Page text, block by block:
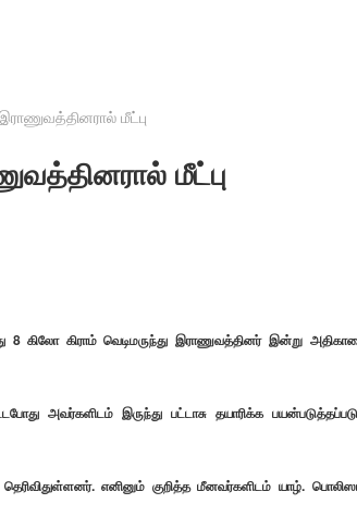
மீட்பு
மீட்பு
8 கிலோ கிராம் வெடிமருந்து இராணுவத்தினர் இன்று
அவர்களிடம் இருந்து பட்டாசு தயாரிக்க
எனினும் குறித்த மீனவர்களிடம் யாழ்.